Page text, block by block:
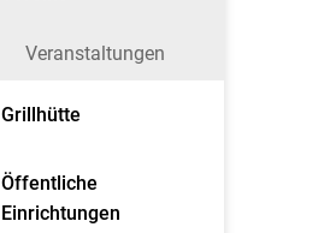
Veranstaltungen
Grillhütte
Öffentliche
Einrichtungen